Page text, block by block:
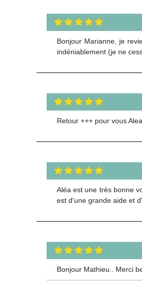
Bonjour Marianne, je
indéniablement (je ne
Retour +++ pour vous
Aléa est une très bonne
est d'une grande aide et
Bonjour Mathieu.. Merci